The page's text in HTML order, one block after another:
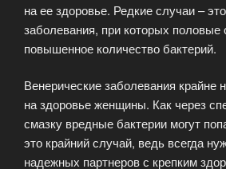
на ее здоровье. Редкие случаи –
заболевания, при которых половые
повышенное количество бактерий.
Венерические заболевания крайне
на здоровье женщины. Как через
смазку вредные бактерии могут
это крайний случай, ведь всегда
надежных партнеров с крепким